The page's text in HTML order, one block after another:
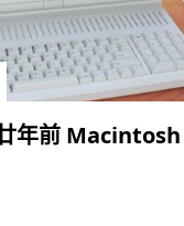
年前